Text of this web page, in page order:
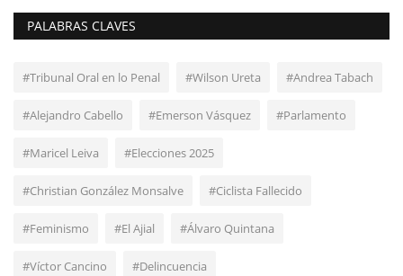
PALABRAS CLAVES
#Tribunal Oral en lo Penal #Wilson Ureta #Andrea Tabach
#Alejandro Cabello #Emerson Vásquez #Parlamento
#Maricel Leiva #Elecciones 2025
#Christian González Monsalve #Ciclista Fallecido
#Feminismo #El Ajial #Álvaro Quintana
#Víctor Cancino #Delincuencia